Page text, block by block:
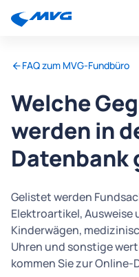
FAQ zum MVG-Fundbüro
Welche
werden in
Datenbank
Gelistet werden
Elektroartikel, Ausweise
Kinderwägen,
Uhren und sonstige
kommen Sie zur Online-